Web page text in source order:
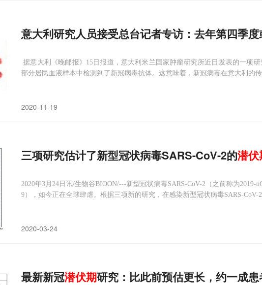
意大利研究人员接受总台记者专访：去年第四季
据意大利《晚邮报》15日报道，意大利米兰国家肿瘤研究所近日发表的一项
部分居民血液样本中检测到了新冠病毒抗体。这意味着，新冠病毒在意大利的
2020-11-19
三项研究估计了新型冠状病毒SARS-CoV-2的潜伏
2020年3月24日讯/生物谷BIOON/---新型冠状病毒SARS-CoV-2（之前称为2019-
9），如今正在全球肆虐。根据三项新的研究，在感染新型冠状病毒SARS-
2020-03-24
最新新冠潜伏期研究：比此前预估更长，约一成